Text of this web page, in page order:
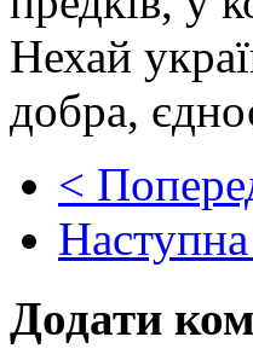
Нехай
добра,
<
Додати